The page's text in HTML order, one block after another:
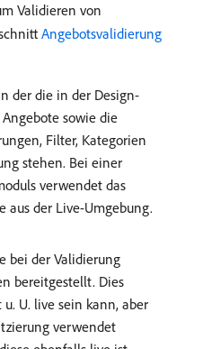
Validieren von
Angebotsvalidierung
der die in der Design-
sowie die
Filter, Kategorien
stehen. Bei einer
verwendet das
aus der Live-Umgebung.
bei der Validierung
bereitgestellt. Dies
U. live sein kann, aber
verwendet